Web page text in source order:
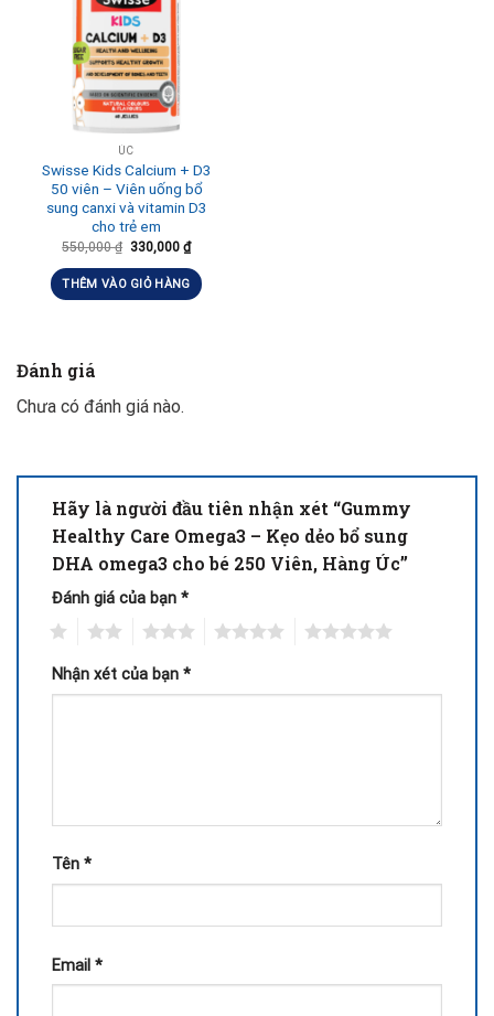
ÚC
Swisse Kids Calcium + D3
50 viên – Viên uống bổ
sung canxi và vitamin D3
cho trẻ em
550,000₫ 330,000 ₫
THÊM VÀO GIỎ HÀNG
Đánh giá
Chưa có đánh giá nào.
Hãy là người đầu tiên nhận xét “Gummy
Healthy Care Omega3 – Kẹo dẻo bổ sung
DHA omega3 cho bé 250 Viên, Hàng Úc”
Đánh giá của bạn *
Nhận xét của bạn *
Tên *
Email *